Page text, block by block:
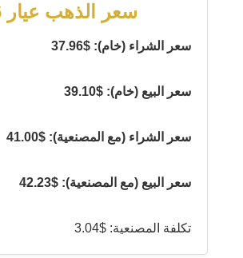
سعر الذهب عيار 6
سعر الشراء (خام): $37.96
سعر البيع (خام): $39.10
سعر الشراء (مع المصنعية): $41.00
سعر البيع (مع المصنعية): $42.23
تكلفة المصنعية: $3.04